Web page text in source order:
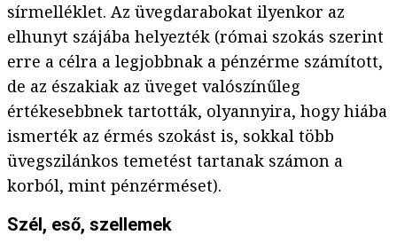
sírmelléklet. Az üvegdarabokat ilyenkor az
elhunyt szájába helyezték (római szokás szerint
erre a célra a legjobbnak a pénzérme számított,
de az északiak az üveget valószínűleg
értékesebbnek tartották, olyannyira, hogy hiába
ismerték az érmés szokást is, sokkal több
üvegszilánkos temetést tartanak számon a
korból, mint pénzérméset).
Szél, eső, szellemek